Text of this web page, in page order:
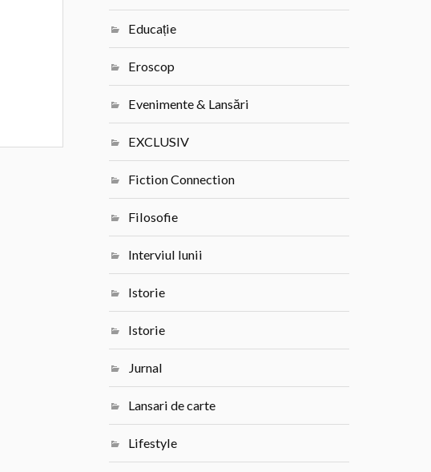
Educație
Eroscop
Evenimente & Lansări
EXCLUSIV
Fiction Connection
Filosofie
Interviul lunii
Istorie
Istorie
Jurnal
Lansari de carte
Lifestyle